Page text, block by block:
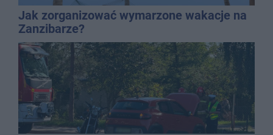
Jak zorganizować wymarzone wakacje na
Zanzibarze?